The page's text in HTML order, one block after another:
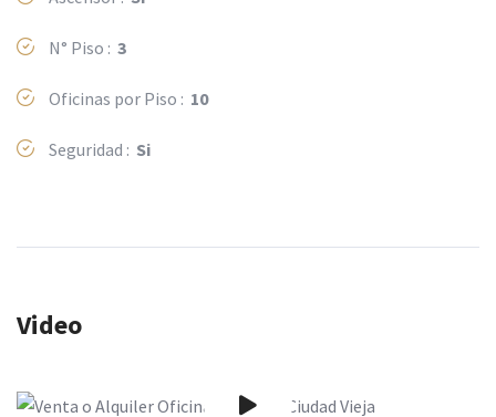
N° Piso : 3
Oficinas por Piso : 10
Seguridad : Si
Video